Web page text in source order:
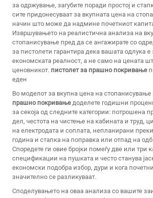
за одржување, загубите поради простој и
сите придонесуваат за вкупната цена на
начин што може да надмине почетниот
Извршувањето на реалистична анализа на
стопанисување пред да се ангажирате со
за пистолети гарантира дека вашата одлука е
економската реалност, а не само на цената
ценовникот. пистолет за прашно покривање
еден
Во моделот за вкупна цена на стопанисување
прашно покривање доделете годишни
за секоја од следните категории: потрошена
дел, честота на чистење на кабината и труд,
на електродата и соплата, непланирани
година и стапка на поправка или отпад на
Споредете ги овие бројки помеѓу две или три
спецификации на пушката и често станува
економски подобра избор, дури и кога
значително се разликуваат.
Споделувањето на оваа анализа со вашите